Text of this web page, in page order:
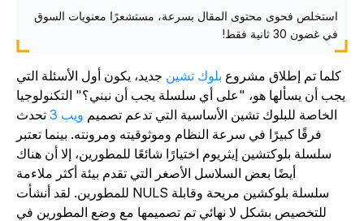
استخلص فحوى محتوى المقال بسرعة، مستشعرًا معنويات السوق
في غضون 30 ثانية فقط!
كلما تم إطلاق مشروع بلوك تشينجديد، يكون أول الأسئلة التي
يجب أن يسألها هو، "على أي سلسلة يجب أن نبني؟" التكنولوجيا
الخاصة للبلوك تشين الأساسية التي تدعم تصميمويب 3 تحدث
فرقًا كبيرًا في سرعة النظام وموثوقيته ومرونته. بينما تعتبر
سلسلة بلوكتشين إيثريوم اختيارًا شائعًا للمطورين، إلا أن هناك
أيضًا بعض السلاسل الأصغر التي تقدم بيئة أكثر ملاءمة
للمطورين. لقد أنشأت NULS سلسلة بلوكشين مريحة وقابلة
للتخصيص بشكل لا نهائي تم تصميمها مع وضع المطورين في